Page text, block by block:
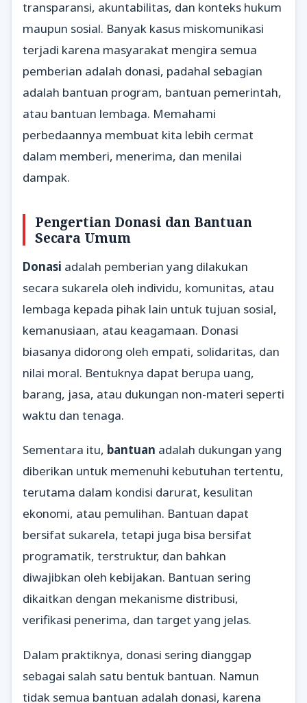
transparansi, akuntabilitas, dan konteks hukum
maupun sosial. Banyak kasus miskomunikasi
terjadi karena masyarakat mengira semua
pemberian adalah donasi, padahal sebagian
adalah bantuan program, bantuan pemerintah,
atau bantuan lembaga. Memahami
perbedaannya membuat kita lebih cermat
dalam memberi, menerima, dan menilai
dampak.
Pengertian Donasi dan Bantuan
Secara Umum
Donasi adalah pemberian yang dilakukan
secara sukarela oleh individu, komunitas, atau
lembaga kepada pihak lain untuk tujuan sosial,
kemanusiaan, atau keagamaan. Donasi
biasanya didorong oleh empati, solidaritas, dan
nilai moral. Bentuknya dapat berupa uang,
barang, jasa, atau dukungan non-materi seperti
waktu dan tenaga.
Sementara itu, bantuan adalah dukungan yang
diberikan untuk memenuhi kebutuhan tertentu,
terutama dalam kondisi darurat, kesulitan
ekonomi, atau pemulihan. Bantuan dapat
bersifat sukarela, tetapi juga bisa bersifat
programatik, terstruktur, dan bahkan
diwajibkan oleh kebijakan. Bantuan sering
dikaitkan dengan mekanisme distribusi,
verifikasi penerima, dan target yang jelas.
Dalam praktiknya, donasi sering dianggap
sebagai salah satu bentuk bantuan. Namun
tidak semua bantuan adalah donasi, karena